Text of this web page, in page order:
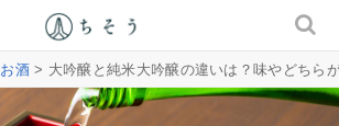
お酒> 大吟醸と純米大吟醸の違いは？味やどちら